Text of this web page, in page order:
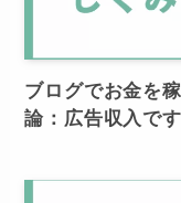
ブログでお金を
論：広告収入で